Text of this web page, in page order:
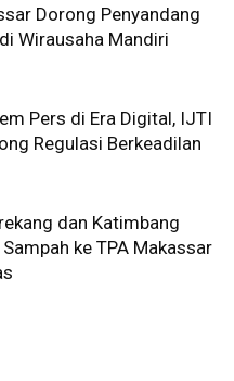
Dorong Penyandang
Wirausaha Mandiri
Pers di Era Digital, IJTI
Regulasi Berkeadilan
dan Katimbang
ke TPA Makassar